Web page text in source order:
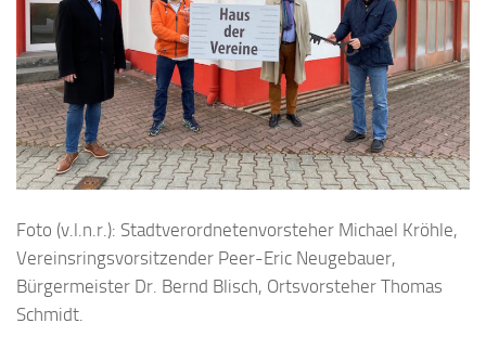
Foto (v.l.n.r.): Stadtverordnetenvorsteher Michael Kröhle,
Vereinsringsvorsitzender Peer-Eric Neugebauer,
Bürgermeister Dr. Bernd Blisch, Ortsvorsteher Thomas
Schmidt.